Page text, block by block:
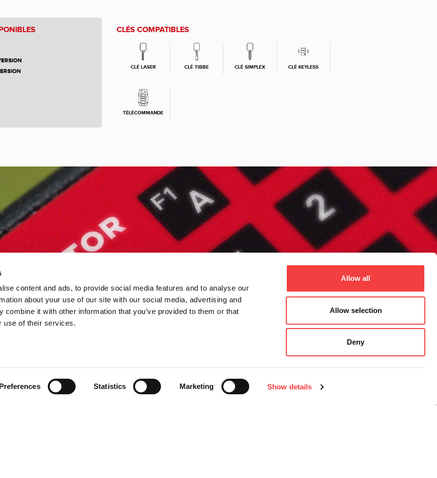
content and ads, to provide social media features and to analyse our
about your use of our site with our social media, advertising and
combine it with other information that you’ve provided to them or that
use of their services.
Preferences Statistics Marketing Show details
Allow all
Allow selection
Deny
CLÉS COMPATIBLES
CLÉ LASER CLÉ TIBBE CLÉ SIMPLEX CLÉ KEYLESS
TÉLÉCOMMANDE